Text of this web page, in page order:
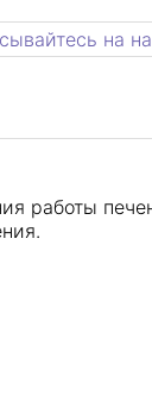
на
работы